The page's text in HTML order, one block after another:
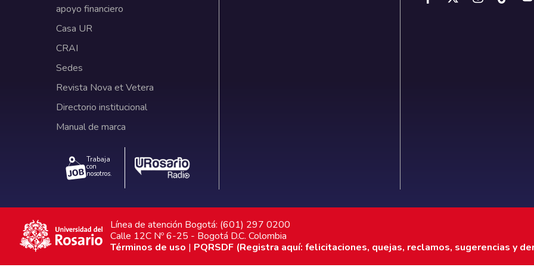
apoyo financiero
Casa UR
CRAI
Sedes
Revista Nova et Vetera
Directorio institucional
Manual de marca
Trabaja
con
nosotros.
Línea de atención Bogotá: (601) 297 0200
Calle 12C Nº 6-25 - Bogotá D.C. Colombia
Términos de uso | PQRSDF (Registra aquí: felicitaciones, quejas, reclamos, sugerencias y